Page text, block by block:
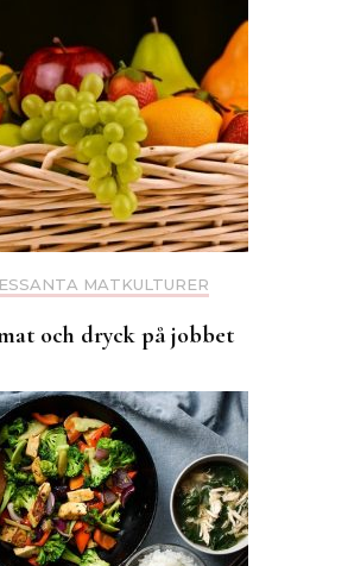
MATKULTURER
och dryck på jobbet